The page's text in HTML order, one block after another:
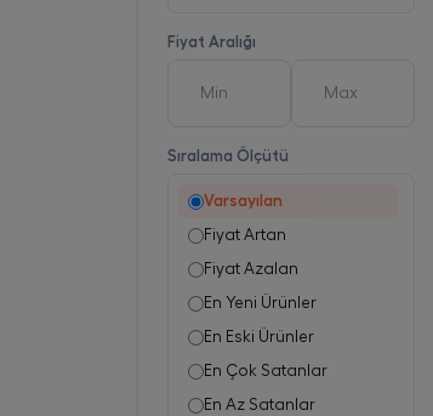
Fiyat Aralığı
Sıralama Ölçütü
Varsayılan
Fiyat Artan
Fiyat Azalan
En Yeni Ürünler
En Eski Ürünler
En Çok Satanlar
En Az Satanlar